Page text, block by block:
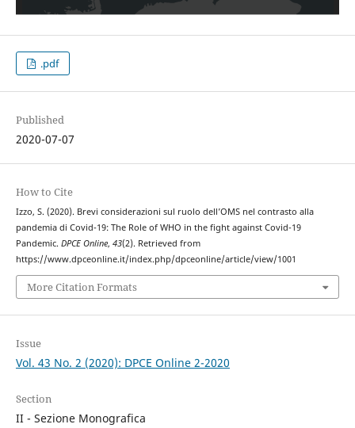
.pdf
Published
2020-07-07
How to Cite
Izzo, S. (2020). Brevi considerazioni sul ruolo dell’OMS nel contrasto alla
pandemia di Covid-19: The Role of WHO in the fight against Covid-19
Pandemic. DPCE Online, 43(2). Retrieved from
https://www.dpceonline.it/index.php/dpceonline/article/view/1001
More Citation Formats
Issue
Vol. 43 No. 2 (2020): DPCE Online 2-2020
Section
II - Sezione Monografica